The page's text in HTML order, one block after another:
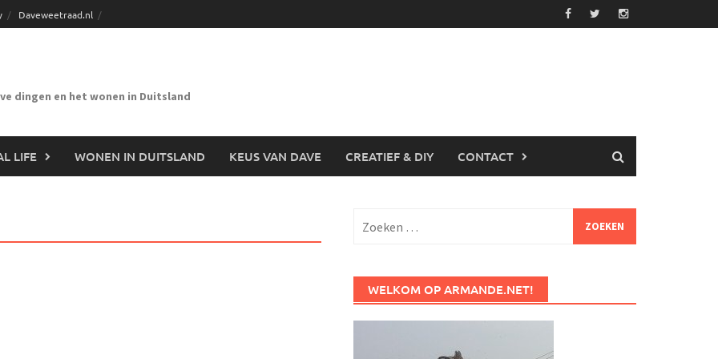
Daveweetraad.nl
dingen en het wonen in Duitsland
LIFE WONEN IN DUITSLAND KEUS VAN DAVE CREATIEF & DIY CONTACT
naar:
WELKOM OP ARMANDE.NET!